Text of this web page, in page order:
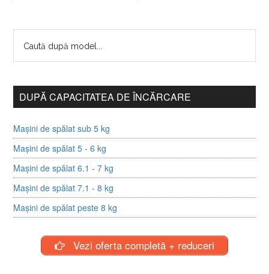
DUPĂ CAPACITATEA DE ÎNCĂRCARE
Mașini de spălat sub 5 kg
Mașini de spălat 5 - 6 kg
Mașini de spălat 6.1 - 7 kg
Mașini de spălat 7.1 - 8 kg
Mașini de spălat peste 8 kg
Vezi oferta completă + reduceri